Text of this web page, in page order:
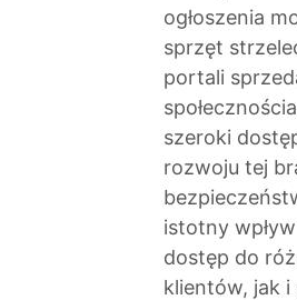
ogłoszenia
sprzęt
portali
szeroki
rozwoju tej
istotny
dostęp do
klientów, jak